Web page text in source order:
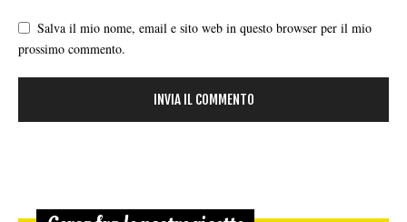
Salva il mio nome, email e sito web in questo browser per il mio
prossimo commento.